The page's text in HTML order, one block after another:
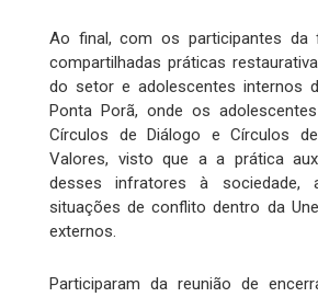
Ao final, com os participantes da
compartilhadas práticas
do setor e adolescentes internos
Ponta Porã, onde os
Círculos de Diálogo e Círculos
Valores, visto que a a prática
desses infratores à sociedade,
situações de conflito dentro da
externos.
Participaram da reunião de